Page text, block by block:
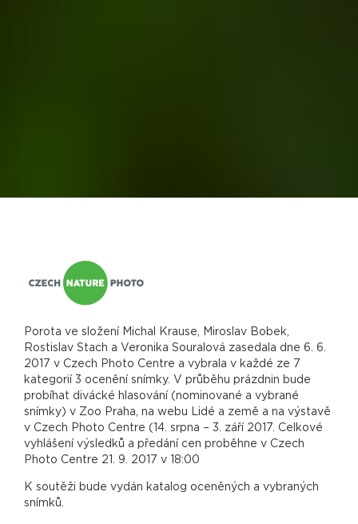
Porota ve složení Michal Krause, Miroslav Bobek,
Rostislav Stach a Veronika Souralová zasedala dne 6. 6.
2017 v Czech Photo Centre a vybrala v každé ze 7
kategorií 3 ocenění snímky. V průběhu prázdnin bude
probíhat divácké hlasování (nominované a vybrané
snímky) v Zoo Praha, na webu Lidé a země a na výstavě
v Czech Photo Centre (14. srpna – 3. září 2017. Celkové
vyhlášení výsledků a předání cen proběhne v Czech
Photo Centre 21. 9. 2017 v 18:00
K soutěži bude vydán katalog oceněných a vybraných
snímků.